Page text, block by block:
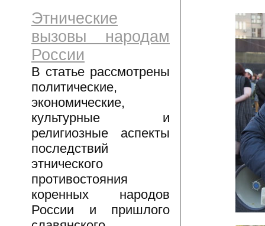
Этнические
вызовы народам
России
В статье рассмотрены
политические,
экономические,
культурные и
религиозные аспекты
последствий
этнического
противостояния
коренных народов
России и пришлого